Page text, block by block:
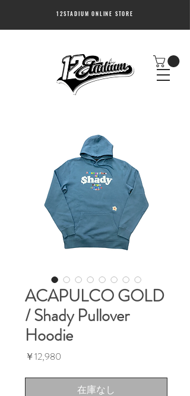
12STADIUM ONLINE STORE
ACAPULCO GOLD
/ Shady Pullover
Hoodie
￥12,980
在庫なし